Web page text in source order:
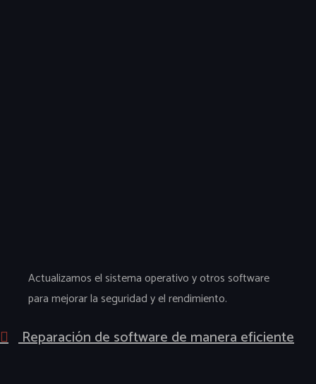
Actualizamos el sistema operativo y otros software
para mejorar la seguridad y el rendimiento.
Reparación de software de manera eficiente